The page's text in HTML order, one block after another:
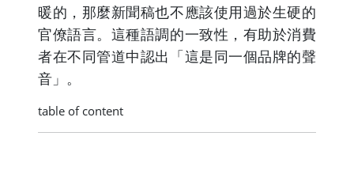
暖的，那麼新聞稿也不應該使用過於生硬的
官僚語言。這種語調的一致性，有助於消費
者在不同管道中認出「這是同一個品牌的聲
音」。
table of content